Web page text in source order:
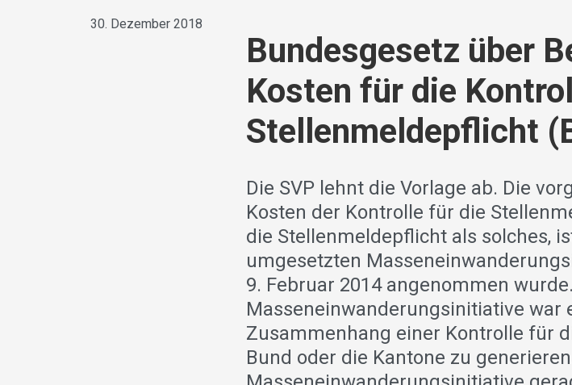
30. Dezember 2018
Bundesgesetz über
Kosten für die
Stellenmeldepflicht
Die SVP lehnt die Vorlage ab. Die
Kosten der Kontrolle für die
die Stellenmeldepflicht als solches,
umgesetzten
9. Februar 2014 angenommen
Masseneinwanderungsinitiative war
Zusammenhang einer Kontrolle für
Bund oder die Kantone zu